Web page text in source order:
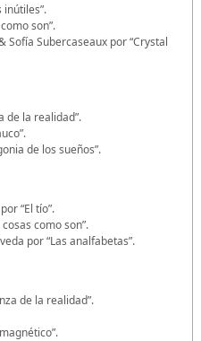
inútiles”.
son”.
Sofía Subercaseaux por “Crystal
de la realidad”.
de los sueños”.
“El tío”.
como son”.
por “Las analfabetas”.
de la realidad”.